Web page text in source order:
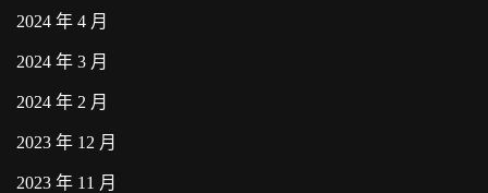
2024 年 4 月
2024 年 3 月
2024 年 2 月
2023 年 12 月
2023 年 11 月